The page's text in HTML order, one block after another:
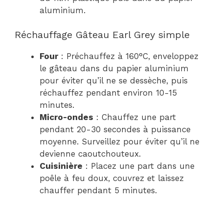
aluminium.
Réchauffage Gâteau Earl Grey simple
Four: Préchauffez à 160°C, enveloppez
le gâteau dans du papier aluminium
pour éviter qu’il ne se dessèche, puis
réchauffez pendant environ 10-15
minutes.
Micro-ondes : Chauffez une part
pendant 20-30 secondes à puissance
moyenne. Surveillez pour éviter qu’il ne
devienne caoutchouteux.
Cuisinière : Placez une part dans une
poêle à feu doux, couvrez et laissez
chauffer pendant 5 minutes.